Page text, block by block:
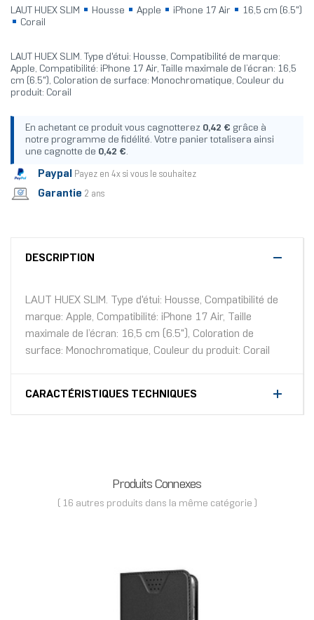
LAUT HUEX SLIM Housse Apple iPhone 17 Air
16,5 cm (6.5")
Corail
LAUT HUEX SLIM. Type d'étui: Housse, Compatibilité de marque:
Apple, Compatibilité: iPhone 17 Air, Taille maximale de l’écran: 16,5
cm (6.5"), Coloration de surface: Monochromatique, Couleur du
produit: Corail
En achetant ce produit vous cagnotterez 0,42 € grâce à
notre programme de fidélité. Votre panier totalisera ainsi
une cagnotte de 0,42 €.
Paypal Payez en 4x si vous le souhaitez
Garantie 2 ans
DESCRIPTION
LAUT HUEX SLIM. Type d'étui: Housse, Compatibilité de
marque: Apple, Compatibilité: iPhone 17 Air, Taille
maximale de l’écran: 16,5 cm (6.5"), Coloration de
surface: Monochromatique, Couleur du produit: Corail
CARACTÉRISTIQUES TECHNIQUES
Produits Connexes
( 16 autres produits dans la même catégorie )